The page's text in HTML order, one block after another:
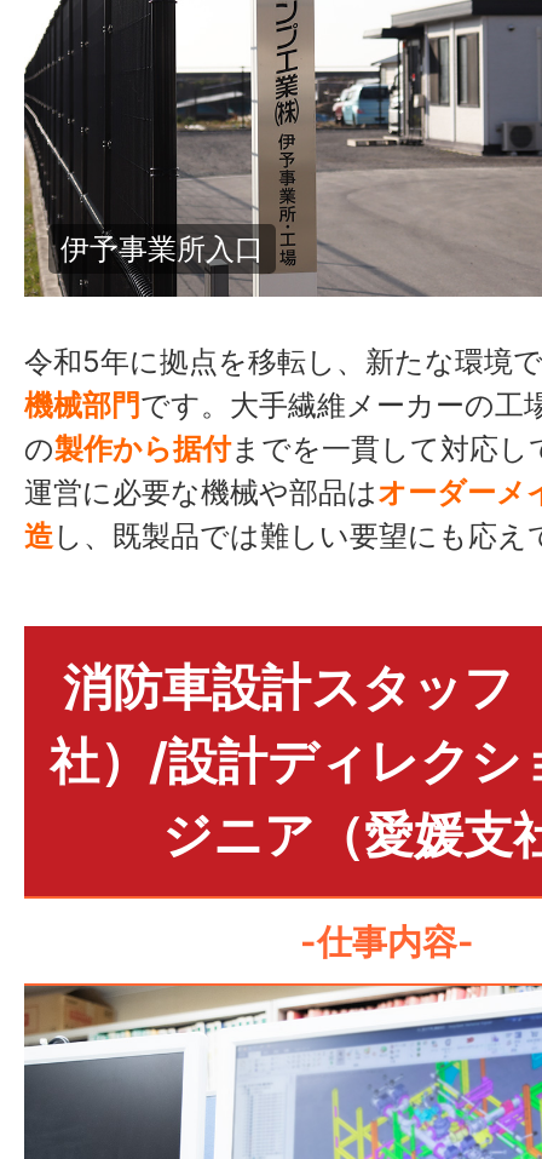
伊予事業所 倉庫兼作業場内観
令和5年に拠点を移転し、新たな環境
機械部門です。大手繊維メーカーの工
の製作から据付までを一貫して対応し
運営に必要な機械や部品はオーダーメ
造し、既製品では難しい要望にも応え
消防車設計スタッフ
社）/設計ディレクシ
ジニア（愛媛支
-仕事内容-